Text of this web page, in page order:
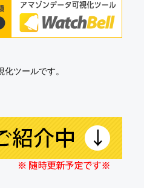
ツールです。